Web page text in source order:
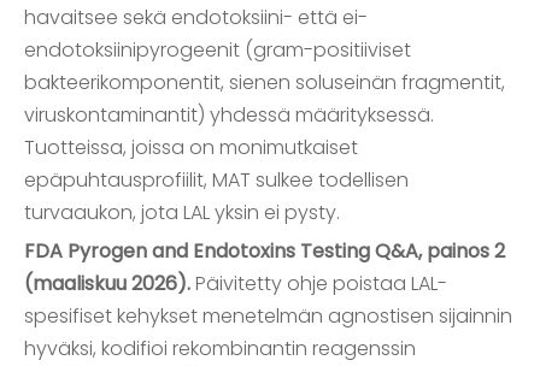
havaitsee sekä endotoksiini- että ei-
endotoksiinipyrogeenit (gram-positiiviset
bakteerikomponentit, sienen soluseinän fragmentit,
viruskontaminantit) yhdessä määrityksessä.
Tuotteissa, joissa on monimutkaiset
epäpuhtausprofiilit, MAT sulkee todellisen
turvaaukon, jota LAL yksin ei pysty.
FDA Pyrogen and Endotoxins Testing Q&A, painos 2
(maaliskuu 2026).Päivitetty ohje poistaa LAL-
spesifiset kehykset menetelmän agnostisen sijainnin
hyväksi, kodifioi rekombinantin reagenssin